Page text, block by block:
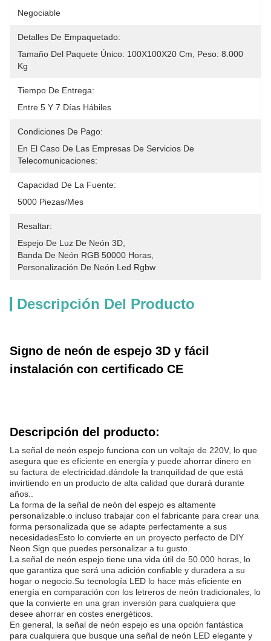
Negociable
Detalles De Empaquetado:
Tamaño Del Paquete Único: 100X100X20 Cm, Peso: 8.000
Kg
Tiempo De Entrega:
Entre 5 Y 7 Días Hábiles
Condiciones De Pago:
En El Caso De Las Empresas De Servicios De
Telecomunicaciones:
Capacidad De La Fuente:
5000 Piezas/mes
Resaltar:
Espejo De Luz De Neón 3D
Banda De Neón RGB 50000 Horas
Personalización De Neón Led Rgbw
Descripción Del Producto
Signo de neón de espejo 3D y fácil
instalación con certificado CE
Descripción del producto:
La señal de neón espejo funciona con un voltaje de 220V, lo que
asegura que es eficiente en energía y puede ahorrar dinero en
su factura de electricidad.dándole la tranquilidad de que está
invirtiendo en un producto de alta calidad que durará durante
años..
La forma de la señal de neón del espejo es altamente
personalizable.o incluso trabajar con el fabricante para crear una
forma personalizada que se adapte perfectamente a sus
necesidadesEsto lo convierte en un proyecto perfecto de DIY
Neon Sign que puedes personalizar a tu gusto.
La señal de neón espejo tiene una vida útil de 50.000 horas, lo
que garantiza que será una adición confiable y duradera a su
hogar o negocio.Su tecnología LED lo hace más eficiente en
energía en comparación con los letreros de neón tradicionales, lo
que la convierte en una gran inversión para cualquiera que
desee ahorrar en costes energéticos.
En general, la señal de neón espejo es una opción fantástica
para cualquiera que busque una señal de neón LED elegante y